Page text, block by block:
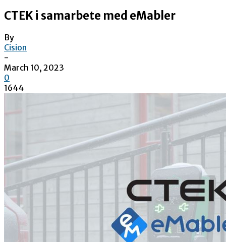
CTEK i samarbete med eMabler
By
Cision
-
March 10, 2023
0
1644